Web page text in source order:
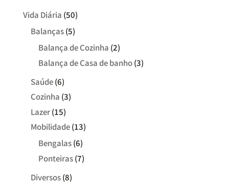
Vida Diária (50)
Balanças (5)
Balança de Cozinha (2)
Balança de Casa de banho (3)
Saúde (6)
Cozinha (3)
Lazer (15)
Mobilidade (13)
Bengalas (6)
Ponteiras (7)
Diversos (8)